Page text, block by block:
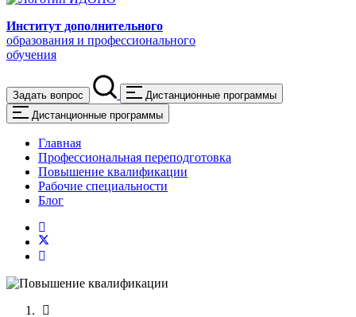
Институт дополнительного
образования и профессионального
обучения
Задать вопрос
Дистанционные программы
Дистанционные программы
Главная
Профессиональная переподготовка
Повышение квалификации
Рабочие специальности
Блог